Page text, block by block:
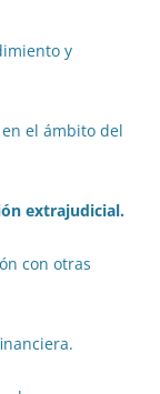
y
el ámbito del
extrajudicial.
con otras